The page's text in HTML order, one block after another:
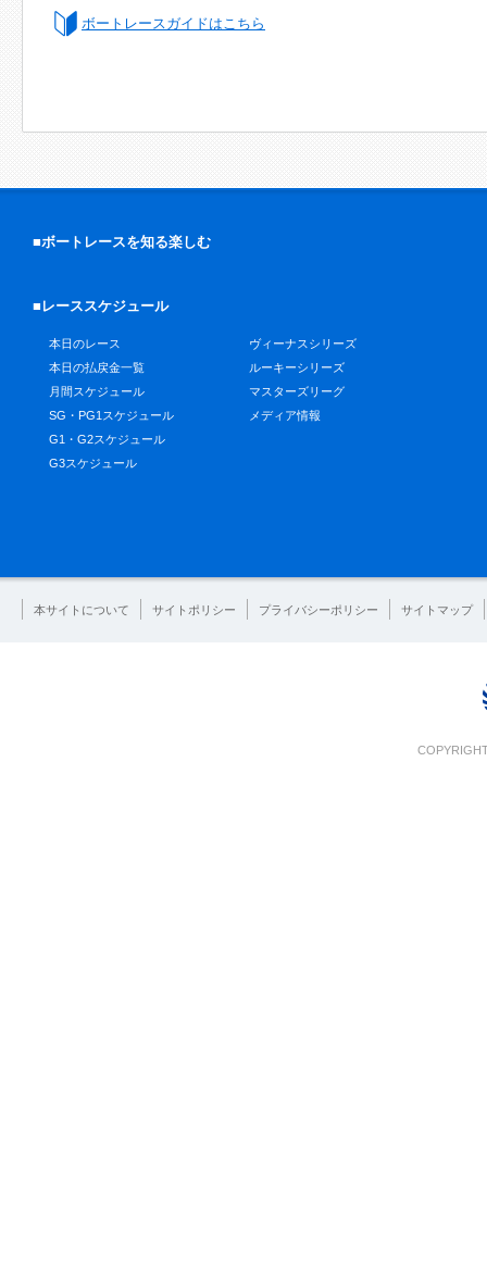
ボートレースガイドはこちら
■ボートレースを知る楽しむ
■レーススケジュール
本日のレース
本日の払戻金一覧
月間スケジュール
SG・PG1スケジュール
G1・G2スケジュール
G3スケジュール
ヴィーナスシリーズ
ルーキーシリーズ
マスターズリーグ
メディア情報
本サイトについて サイトポリシー プライバシーポリシー サイトマップ